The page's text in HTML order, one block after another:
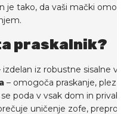
je tako, da vaši mački
praskalnik?
izdelan iz robustne sisalne
– omogoča praskanje,
poda v vsak dom in
uničenje zofe, preprog